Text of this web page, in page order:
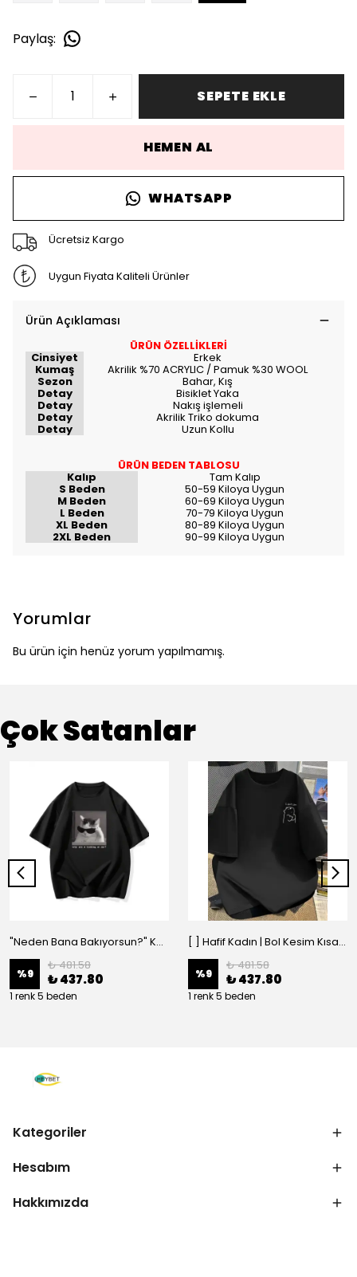
Paylaş:
SEPETE EKLE
HEMEN AL
WHATSAPP
Ücretsiz Kargo
Uygun Fiyata Kaliteli Ürünler
Ürün Açıklaması
ÜRÜN ÖZELLİKLERİ
Cinsiyet Erkek
Kumaş Akrilik %70 ACRYLIC / Pamuk %30 WOOL
Sezon Bahar, Kış
Detay Bisiklet Yaka
Detay Nakış işlemeli
Detay Akrilik Triko dokuma
Detay Uzun Kollu
ÜRÜN BEDEN TABLOSU
Kalıp Tam Kalıp
S Beden 50-59 Kiloya Uygun
M Beden 60-69 Kiloya Uygun
L Beden 70-79 Kiloya Uygun
XL Beden 80-89 Kiloya Uygun
2XL Beden 90-99 Kiloya Uygun
Yorumlar
Bu ürün için henüz yorum yapılmamış.
Çok Satanlar
"Neden Bana Bakıyorsun?" Komik Kedi Grafik Tişört - Dijital Baskılı Siyah Bol - Siyah
%9
₺ 481.58
₺ 437.80
1 renk 5 beden
[ ] Hafif Kadın | Bol Kesim Kısa Kollu Yuvarlak Yaka Eğlenceli Karikatür Ayı ve - Siyah
%9
₺ 481.58
₺ 437.80
1 renk 5 beden
Kategoriler
Hesabım
Hakkımızda